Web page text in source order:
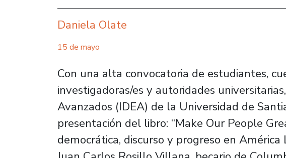
Daniela Olate
15 de mayo
Con una alta convocatoria de estudiantes,
investigadoras/es y autoridades
Avanzados (IDEA) de la Universidad de
presentación del libro: “Make Our People
democrática, discurso y progreso en